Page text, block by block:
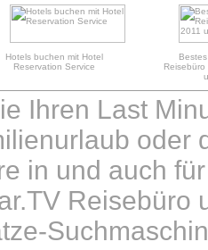
Hotels buchen mit Hotel
Reservation Service
Ihren Last
oder
in und auch
Reisebüro